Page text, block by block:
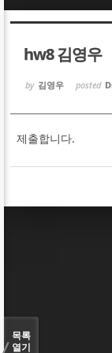
hw8 김영우
by 김영우 posted
제출합니다.
목록
열기